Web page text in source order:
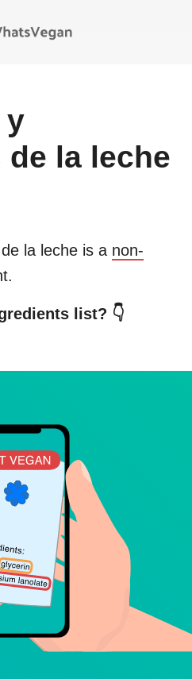
y
la leche
la leche is a non-
list? 👇